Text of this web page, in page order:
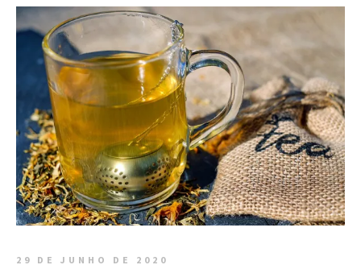
29 DE JUNHO DE 2020